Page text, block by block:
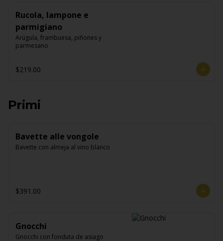
Rucola, lampone e
parmigiano
Arúgula, frambuesa, piñones y
parmesano
$219.00
Primi
Bavette alle vongole
Bavette con almeja al vino blanco
$391.00
Gnocchi
Gnocchi con fonduta de asiago